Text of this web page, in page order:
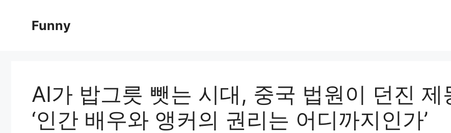
Funny
AI가 밥그릇 뺏는 시대, 중국 법원이 던진 제
‘인간 배우와 앵커의 권리는 어디까지인가’